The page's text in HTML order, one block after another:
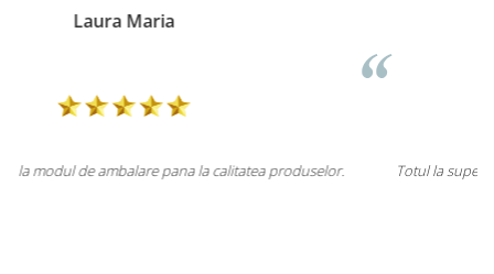
Totul la superlativ! Produsul, fix descrierea, ambalaj, livrare.